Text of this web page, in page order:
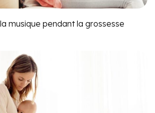
musique pendant la grossesse